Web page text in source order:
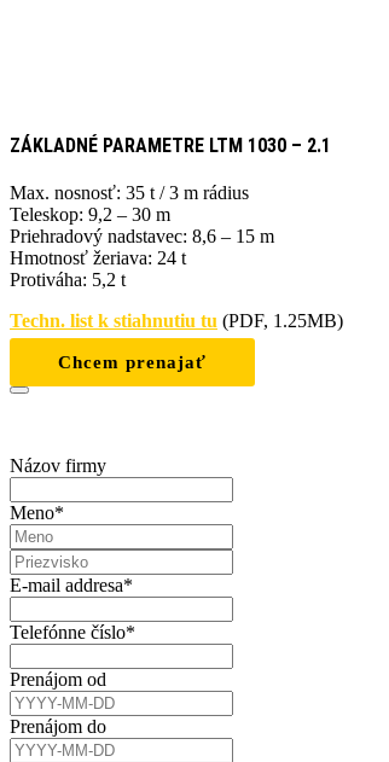
ZÁKLADNÉ PARAMETRE LTM 1030 – 2.1
Max. nosnosť: 35 t / 3 m rádius
Teleskop: 9,2 – 30 m
Priehradový nadstavec: 8,6 – 15 m
Hmotnosť žeriava: 24 t
Protiváha: 5,2 t
Techn. list k stiahnutiu tu (PDF, 1.25MB)
Chcem prenajať
Názov firmy
Meno*
E-mail addresa*
Telefónne číslo*
Prenájom od
Prenájom do